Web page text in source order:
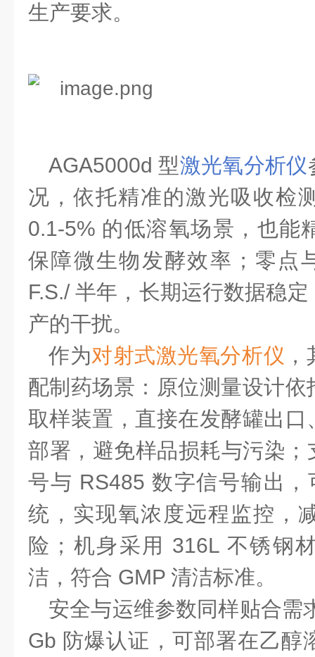
生产要求。
AGA5000d 型激光氧分析仪
况，依托精准的激光吸收检
0.1-5% 的低溶氧场景，也能
保障微生物发酵效率；零点
F.S./ 半年，长期运行数据稳
产的干扰。
作为对射式激光氧分析仪
配制药场景：原位测量设计
取样装置，直接在发酵罐出
部署，避免样品损耗与污染；
号与 RS485 数字信号输出
统，实现氧浓度远程监控，
险；机身采用 316L 不锈钢
洁，符合 GMP 清洁标准。
安全与运维参数同样贴合需
Gb 防爆认证，可部署在乙醇